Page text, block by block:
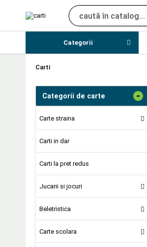
Categorii
Carti
Categorii de carte -
Carte straina
Carti in dar
Carti la pret redus
Jucarii si jocuri
Beletristica
Carte scolara